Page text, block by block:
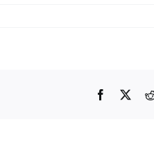
Facebook
X